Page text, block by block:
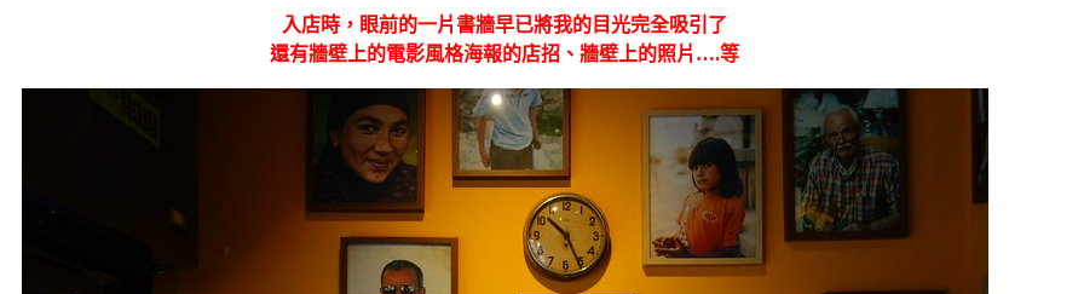
入店時，眼前的一片書牆早已將我的目光完全吸引了
還有牆壁上的電影風格海報的店招、牆壁上的照片….等